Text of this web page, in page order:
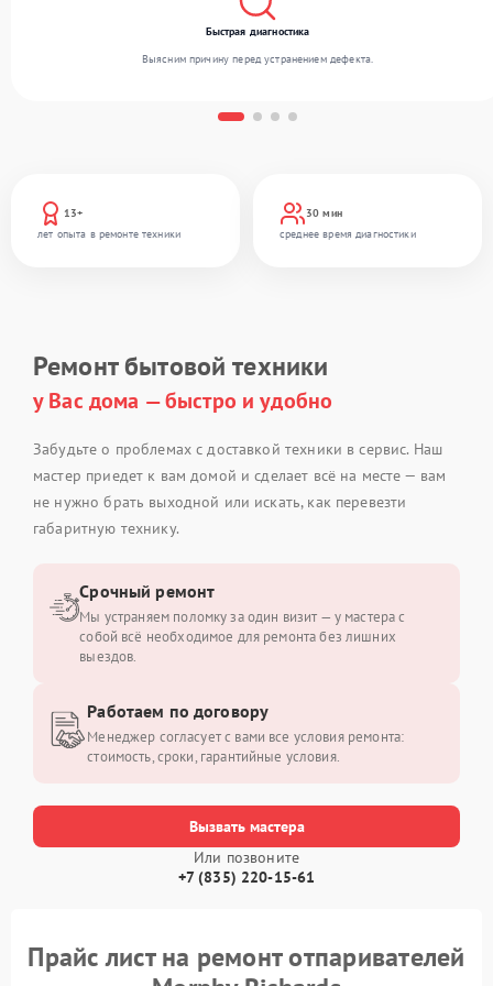
13+
лет опыта в ремонте техники
30 мин
среднее время диагностики
Быстрая диагностика
Выясним причину перед устранением дефекта.
Ремонт бытовой техники
у Вас дома — быстро и удобно
Забудьте о проблемах с доставкой техники в сервис. Наш
мастер приедет к вам домой и сделает всё на месте — вам
не нужно брать выходной или искать, как перевезти
габаритную технику.
Вызвать мастера
Или позвоните
+7 (835) 220-15-61
Срочный ремонт
Мы устраняем поломку за один визит — у мастера с
собой всё необходимое для ремонта без лишних
выездов.
Работаем по договору
Менеджер согласует с вами все условия ремонта:
стоимость, сроки, гарантийные условия.
Прайс лист на ремонт отпаривателей